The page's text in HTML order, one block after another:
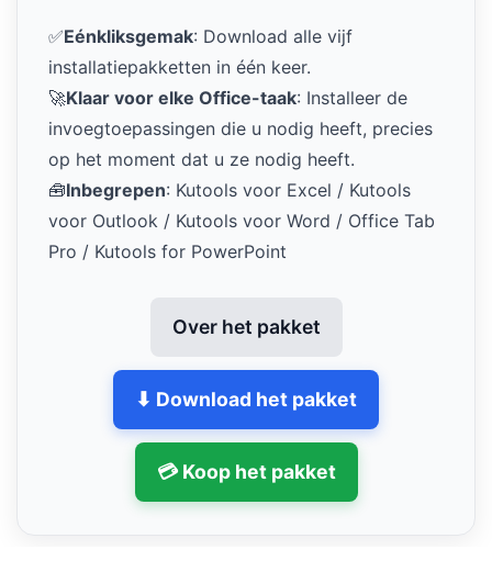
✅Eénkliksgemak: Download alle vijf
installatiepakketten in één keer.
🚀Klaar voor elke Office-taak: Installeer de
invoegtoepassingen die u nodig heeft, precies
op het moment dat u ze nodig heeft.
🧰Inbegrepen: Kutools voor Excel / Kutools
voor Outlook / Kutools voor Word / Office Tab
Pro / Kutools for PowerPoint
Over het pakket
⬇ Download het pakket
💳 Koop het pakket